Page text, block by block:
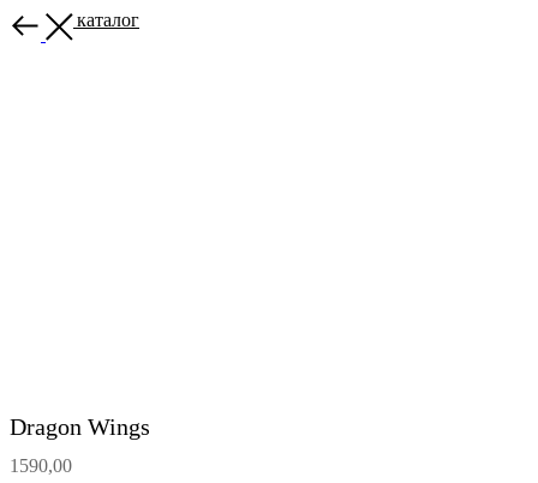
Назад в каталог
Dragon Wings
1590,00